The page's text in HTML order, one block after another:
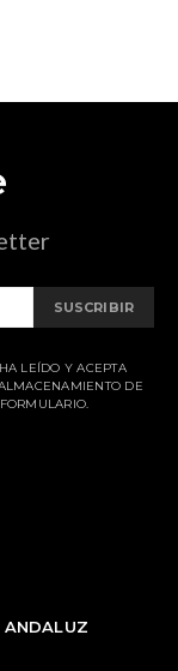
SUSCRIBIR
LEÍDO Y ACEPTA
DE
ANDALUZ